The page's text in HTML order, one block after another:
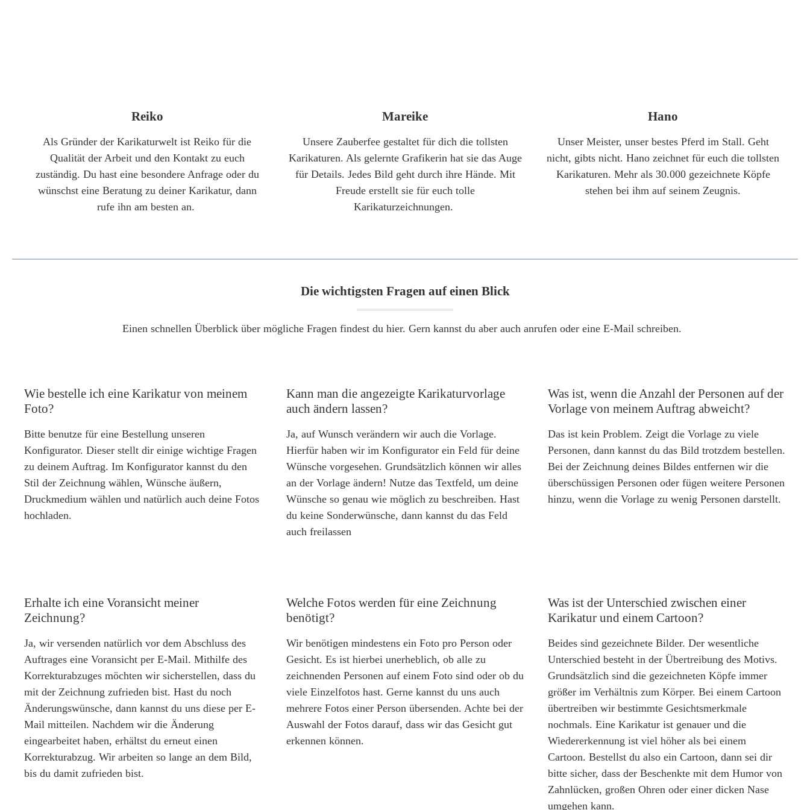
Reiko
Als Gründer der Karikaturwelt ist Reiko für die
Qualität der Arbeit und den Kontakt zu euch
zuständig. Du hast eine besondere Anfrage oder du
wünschst eine Beratung zu deiner Karikatur, dann
rufe ihn am besten an.
Mareike
Unsere Zauberfee gestaltet für dich die tollsten
Karikaturen. Als gelernte Grafikerin hat sie das Auge
für Details. Jedes Bild geht durch ihre Hände. Mit
Freude erstellt sie für euch tolle
Karikaturzeichnungen.
Hano
Unser Meister, unser bestes Pferd im Stall. Geht
nicht, gibts nicht. Hano zeichnet für euch die tollsten
Karikaturen. Mehr als 30.000 gezeichnete Köpfe
stehen bei ihm auf seinem Zeugnis.
Die wichtigsten Fragen auf einen Blick
Einen schnellen Überblick über mögliche Fragen findest du hier. Gern kannst du aber auch anrufen oder eine E-Mail schreiben.
Wie bestelle ich eine Karikatur von meinem
Foto?
Bitte benutze für eine Bestellung unseren
Konfigurator. Dieser stellt dir einige wichtige Fragen
zu deinem Auftrag. Im Konfigurator kannst du den
Stil der Zeichnung wählen, Wünsche äußern,
Druckmedium wählen und natürlich auch deine Fotos
hochladen.
Kann man die angezeigte Karikaturvorlage
auch ändern lassen?
Ja, auf Wunsch verändern wir auch die Vorlage.
Hierfür haben wir im Konfigurator ein Feld für deine
Wünsche vorgesehen. Grundsätzlich können wir alles
an der Vorlage ändern! Nutze das Textfeld, um deine
Wünsche so genau wie möglich zu beschreiben. Hast
du keine Sonderwünsche, dann kannst du das Feld
auch freilassen
Was ist, wenn die Anzahl der Personen auf der
Vorlage von meinem Auftrag abweicht?
Das ist kein Problem. Zeigt die Vorlage zu viele
Personen, dann kannst du das Bild trotzdem bestellen.
Bei der Zeichnung deines Bildes entfernen wir die
überschüssigen Personen oder fügen weitere Personen
hinzu, wenn die Vorlage zu wenig Personen darstellt.
Erhalte ich eine Voransicht meiner
Zeichnung?
Ja, wir versenden natürlich vor dem Abschluss des
Auftrages eine Voransicht per E-Mail. Mithilfe des
Korrekturabzuges möchten wir sicherstellen, dass du
mit der Zeichnung zufrieden bist. Hast du noch
Änderungswünsche, dann kannst du uns diese per E-
Mail mitteilen. Nachdem wir die Änderung
eingearbeitet haben, erhältst du erneut einen
Korrekturabzug. Wir arbeiten so lange an dem Bild,
bis du damit zufrieden bist.
Welche Fotos werden für eine Zeichnung
benötigt?
Wir benötigen mindestens ein Foto pro Person oder
Gesicht. Es ist hierbei unerheblich, ob alle zu
zeichnenden Personen auf einem Foto sind oder ob du
viele Einzelfotos hast. Gerne kannst du uns auch
mehrere Fotos einer Person übersenden. Achte bei der
Auswahl der Fotos darauf, dass wir das Gesicht gut
erkennen können.
Was ist der Unterschied zwischen einer
Karikatur und einem Cartoon?
Beides sind gezeichnete Bilder. Der wesentliche
Unterschied besteht in der Übertreibung des Motivs.
Grundsätzlich sind die gezeichneten Köpfe immer
größer im Verhältnis zum Körper. Bei einem Cartoon
übertreiben wir bestimmte Gesichtsmerkmale
nochmals. Eine Karikatur ist genauer und die
Wiedererkennung ist viel höher als bei einem
Cartoon. Bestellst du also ein Cartoon, dann sei dir
bitte sicher, dass der Beschenkte mit dem Humor von
Zahnlücken, großen Ohren oder einer dicken Nase
umgehen kann.